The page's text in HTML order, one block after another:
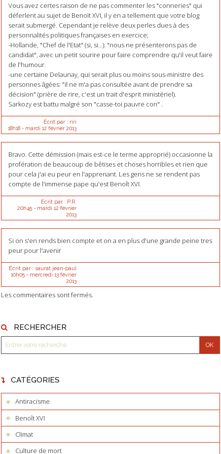
RECHERCHER
CATÉGORIES
Antiracisme
Benoît XVI
Climat
Culture de mort
Vous avez certes raison de ne pas commenter les "conneries" qui
déferlent au sujet de Benoït XVI, il y en a tellement que votre blog
serait submergé. Cependant je relève deux perles dues à des
personnalités politiques françaises en exercice;
-Hollande, "Chef de l'Etat" (si, si...): "nous ne présenterons pas de
candidat", avec un petit sourire pour faire comprendre qu'il veut faire
de l'humour.
-une certaine Delaunay, qui serait plus ou moins sous-ministre des
personnes âgées: "il ne m'a pas consultée avant de prendre sa
décision" (prière de rire, c'est un trait d'esprit ministériel).
Sarkozy est battu malgré son "casse-toi pauvre con" .
Écrit par : riri
18h18- mardi 12 février 2013
Bravo. Cette démission (mais est-ce le terme approprié) occasionne la
profération de beaucoup de bêtises et choses horribles et rien que
pour cela j'ai eu peur en l'apprenant. Les gens ne se rendent pas
compte de l'immense pape qu'est Benoît XVI.
Écrit par : P.R.
20h45- mardi 12 février
2013
Si on s'en rends bien compte et on a en plus d'une grande peine tres
peur pour l'avenir
Écrit par : saurat jean-paul
10h05- mercredi 13 février
2013
Les commentaires sont fermés.